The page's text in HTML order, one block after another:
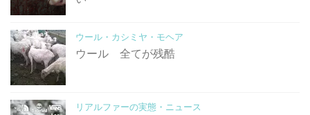
ウール・カシミヤ・モヘア
ウール 全てが残酷
リアルファーの実態・ニュース